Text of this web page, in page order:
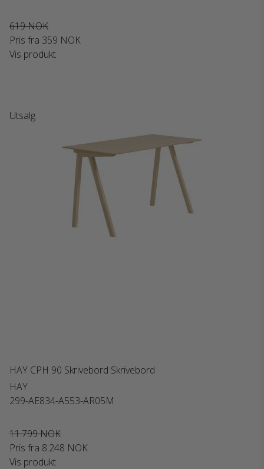
619 NOK
Pris fra 359 NOK
Vis produkt
Utsalg
HAY CPH 90 Skrivebord Skrivebord
HAY
299-AE834-A553-AR05M
11.799 NOK
Pris fra 8.248 NOK
Vis produkt